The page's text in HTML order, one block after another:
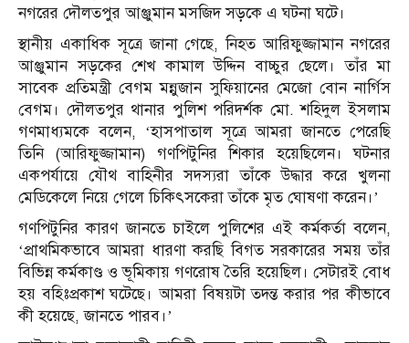
নগরের দৌলতপুর আঞ্জুমান মসজিদ সড়কে এ ঘটনা ঘটে।
স্থানীয় একাধিক সূত্রে জানা গেছে, নিহত আরিফুজ্জামান নগরের
আঞ্জুমান সড়কের শেখ কামাল উদ্দিন বাচ্চুর ছেলে। তাঁর মা
সাবেক প্রতিমন্ত্রী বেগম মন্নুজান সুফিয়ানের মেজো বোন নার্গিস
বেগম। দৌলতপুর থানার পুলিশ পরিদর্শক মো. শহিদুল ইসলাম
গণমাধ্যমকে বলেন, ‘হাসপাতাল সূত্রে আমরা জানতে পেরেছি
তিনি (আরিফুজ্জামান) গণপিটুনির শিকার হয়েছিলেন। ঘটনার
একপর্যায়ে যৌথ বাহিনীর সদস্যরা তাঁকে উদ্ধার করে খুলনা
মেডিকেলে নিয়ে গেলে চিকিৎসকেরা তাঁকে মৃত ঘোষণা করেন।’
গণপিটুনির কারণ জানতে চাইলে পুলিশের এই কর্মকর্তা বলেন,
‘প্রাথমিকভাবে আমরা ধারণা করছি বিগত সরকারের সময় তাঁর
বিভিন্ন কর্মকাণ্ড ও ভূমিকায় গণরোষ তৈরি হয়েছিল। সেটারই বোধ
হয় বহিঃপ্রকাশ ঘটেছে। আমরা বিষয়টা তদন্ত করার পর কীভাবে
কী হয়েছে, জানতে পারব।’